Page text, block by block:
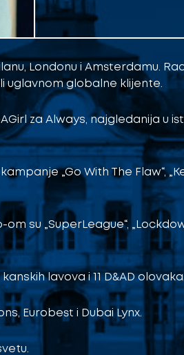
Londonu i Amsterdamu.
uglavnom globalne klijente.
za Always, najgledanija u
„Go With The Flaw“,
su „SuperLeague“,
lavova i 11 D&AD
Eurobest i Dubai Lynx.